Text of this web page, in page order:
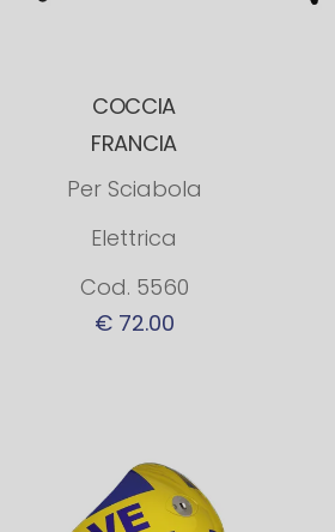
COCCIA
FRANCIA
Per Sciabola
Elettrica
Cod. 5560
€ 72.00